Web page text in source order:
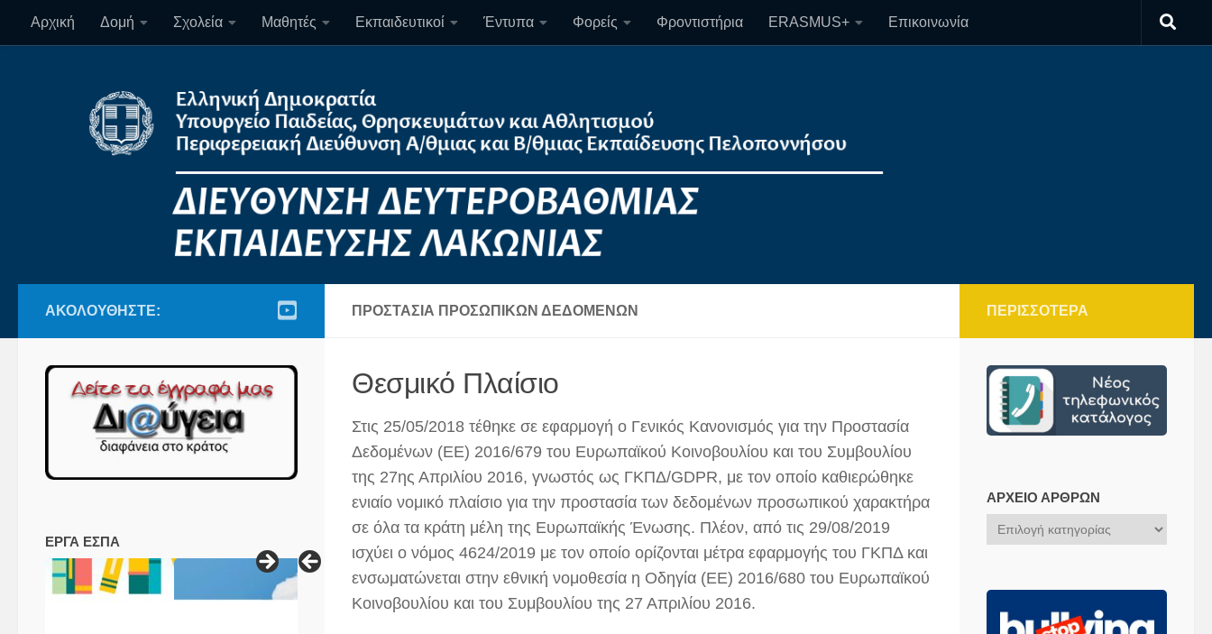
Skip to content
Αρχική Δομή Σχολεία Μαθητές Εκπαιδευτικοί Έντυπα Φορείς Φροντιστήρια ERASMUS+ Επικοινωνία
ΠΡΟΣΤΑΣΊΑ ΠΡΟΣΩΠΙΚΏΝ ΔΕΔΟΜΈΝΩΝ
Θεσμικό Πλαίσιο
Στις 25/05/2018 τέθηκε σε εφαρμογή o Γενικός Κανονισμός για την Προστασία
Δεδομένων (ΕΕ) 2016/679 του Ευρωπαϊκού Κοινοβουλίου και του Συμβουλίου
της 27ης Απριλίου 2016, γνωστός ως ΓΚΠΔ/GDPR, με τον οποίο καθιερώθηκε
ενιαίο νομικό πλαίσιο για την προστασία των δεδομένων προσωπικού χαρακτήρα
σε όλα τα κράτη μέλη της Ευρωπαϊκής Ένωσης. Πλέον, από τις 29/08/2019
ισχύει ο νόμος 4624/2019 με τον οποίο ορίζονται μέτρα εφαρμογής του ΓΚΠΔ και
ενσωματώνεται στην εθνική νομοθεσία η Οδηγία (ΕΕ) 2016/680 του Ευρωπαϊκού
Κοινοβουλίου και του Συμβουλίου της 27 Απριλίου 2016.
ΑΚΟΛΟΥΘΉΣΤΕ:
ΕΡΓΑ ΕΣΠΑ
ΠΕΡΙΣΣΌΤΕΡΑ
ΑΡΧΕΊΟ ΆΡΘΡΩΝ
Αρχείο
Άρθρων